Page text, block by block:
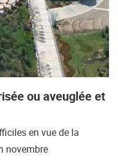
ou aveuglée et
en vue de la
novembre